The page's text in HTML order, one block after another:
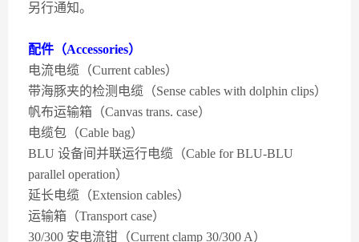
另行通知。
配件（Accessories）
电流电缆（Current cables）
带海豚夹的检测电缆（Sense cables with dolphin clips）
帆布运输箱（Canvas trans. case）
电缆包（Cable bag）
BLU 设备间并联运行电缆（Cable for BLU-BLU
parallel operation）
延长电缆（Extension cables）
运输箱（Transport case）
30/300 安电流钳（Current clamp 30/300 A）